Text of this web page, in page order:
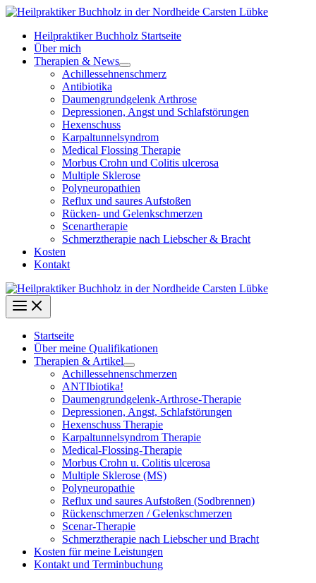
Zum
springenHeilpraktiker Buchholz Startseite
Über mich
Therapien & News
Achillessehnenschmerz
Antibiotika
Daumengrundgelenk Arthrose
Depressionen, Angst und Schlafstörungen
Hexenschuss
Karpaltunnelsyndrom
Medical Flossing Therapie
Morbus Crohn und Colitis ulcerosa
Multiple Sklerose
Polyneuropathien
Reflux und saures Aufstoßen
Rücken- und Gelenkschmerzen
Scenartherapie
Schmerztherapie nach Liebscher & Bracht
Kosten
Kontakt
Startseite
Über meine Qualifikationen
Therapien & Artikel
Achillessehnenschmerzen
ANTIbiotika!
Daumengrundgelenk-Arthrose-Therapie
Depressionen, Angst, Schlafstörungen
Hexenschuss Therapie
Karpaltunnelsyndrom Therapie
Medical-Flossing-Therapie
Morbus Crohn u. Colitis ulcerosa
Multiple Sklerose (MS)
Polyneuropathie
Reflux und saures Aufstoßen (Sodbrennen)
Rückenschmerzen / Gelenkschmerzen
Scenar-Therapie
Schmerztherapie nach Liebscher und Bracht
Kosten für meine Leistungen
Kontakt und Terminbuchung